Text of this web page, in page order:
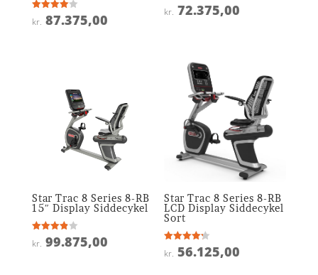
Vurderet
4
kr. 87.375,00
Vurderet
3.9
kr. 72.375,00
Star Trac 8 Series 8-RB
15″ Display Siddecykel
Vurderet
3.9
kr. 99.875,00
Star Trac 8 Series 8-RB
LCD Display Siddecykel
Sort
Vurderet
4.2
kr. 56.125,00